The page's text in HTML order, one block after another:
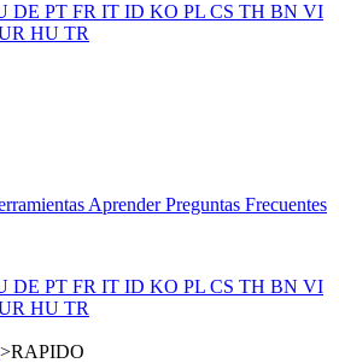
DE PT FR IT ID KO PL CS TH BN VI
HU TR
AprenderPreguntas Frecuentes
DE PT FR IT ID KO PL CS TH BN VI
HU TR
>RAPIDO